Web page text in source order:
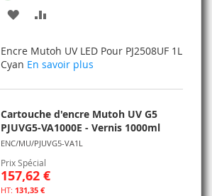
AJOUTER
MA
LISTE
D’ENVIE
COMPARATEUR
Encre Mutoh UV LED Pour PJ2508UF 1L
Cyan En savoir plus
Cartouche d'encre Mutoh UV G5
PJUVG5-VA1000E - Vernis 1000ml
ENC/MU/PJUVG5-VA1L
Prix Spécial
157,62 €
131,35 €